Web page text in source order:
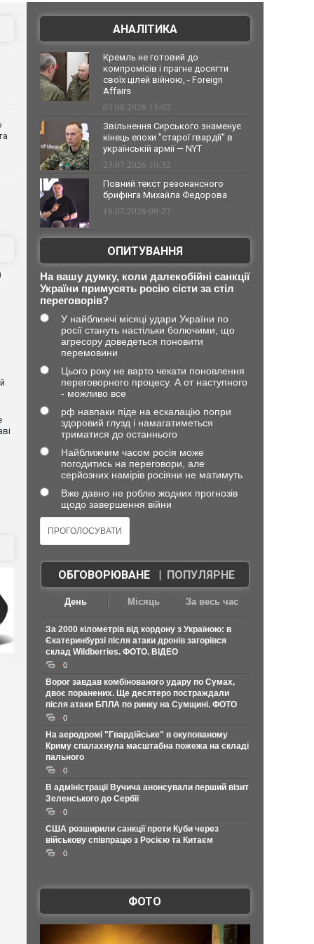
АНАЛІТИКА
Кремль не готовий до
компромісів і прагне досягти
своїх цілей війною, - Foreign
Affairs
03.08.2026 13:02
Звільнення Сирського знаменує
кінець епохи "старої гвардії" в
українській армії — NYT
23.07.2026 10:32
Повний текст резонансного
брифінга Михайла Федорова
18.07.2026 09:27
ОПИТУВАННЯ
На вашу думку, коли далекобійні санкції
України примусять росію сісти за стіл
переговорів?
У найближчі місяці удари України по
росії стануть настільки болючими, що
агресору доведеться поновити
перемовини
Цього року не варто чекати поновлення
переговорного процесу. А от наступного
- можливо все
рф навпаки піде на ескалацію попри
здоровий глузд і намагатиметься
триматися до останнього
Найближчим часом росія може
погодитись на переговори, але
серйозних намірів росіяни не матимуть
Вже давно не роблю жодних прогнозів
щодо завершення війни
ОБГОВОРЮВАНЕ| ПОПУЛЯРНЕ
День Місяць За весь час
За 2000 кілометрів від кордону з Україною: в
Єкатеринбурзі після атаки дронів загорівся
склад Wildberries. ФОТО. ВІДЕО
0
Ворог завдав комбінованого удару по Сумах,
двоє поранених. Ще десятеро постраждали
після атаки БПЛА по ринку на Сумщині. ФОТО
0
На аеродромі "Гвардійське" в окупованому
Криму спалахнула масштабна пожежа на складі
пального
0
В адміністрації Вучича анонсували перший візит
Зеленського до Сербії
0
США розширили санкції проти Куби через
військову співпрацю з Росією та Китаєм
0
ФОТО